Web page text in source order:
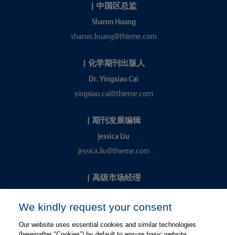
| 中国区总监
Sharon Huang
sharon.huang@thieme.com
| 化学期刊出版人
Dr. Yingxiao Cai
yingxiao.cai@thieme.com
| 期刊发展编辑
Jessica Liu
jessica.liu@thieme.com
| 高级市场经理
kevin.chang@thieme.com
We kindly request your consent
Our website uses essential cookies and similar technologies